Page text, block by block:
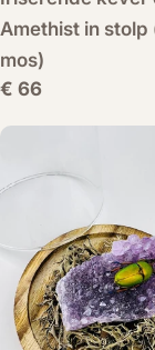
Amethist in stolp
mos)
Normale
€ 66